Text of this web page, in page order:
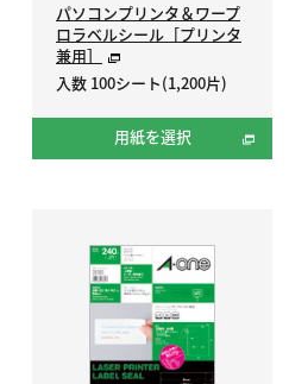
パソコンプリンタ＆ワープ
ロラベルシール［プリンタ
兼用］
入数 100シート(1,200片)
用紙を選択